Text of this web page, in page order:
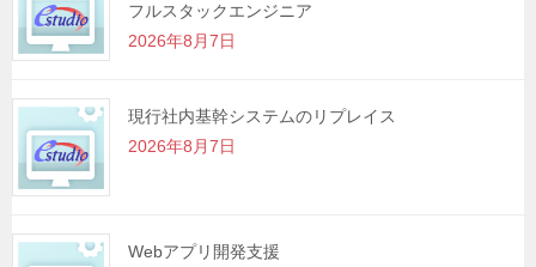
フルスタックエンジニア
2026年8月7日
現行社内基幹システムのリプレイス
2026年8月7日
Webアプリ開発支援